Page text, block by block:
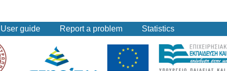
User guide Report a problem Statistics